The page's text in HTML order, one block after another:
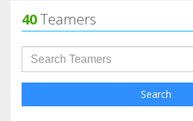
40Teamers
Search